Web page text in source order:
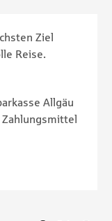
Ziel
Reise.
Allgäu